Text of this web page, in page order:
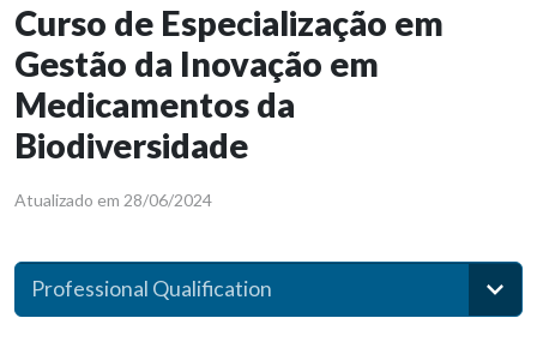
Curso de Especialização em
Gestão da Inovação em
Medicamentos da
Biodiversidade
Atualizado em 28/06/2024
Professional Qualification